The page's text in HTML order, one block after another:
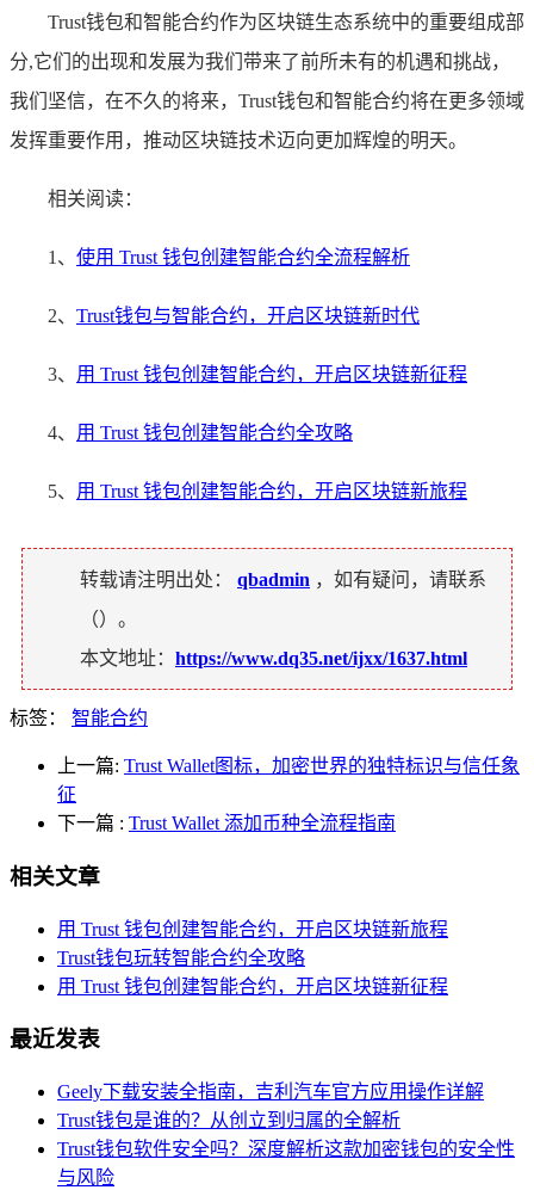
Trust钱包和智能合约作为区块链生态系统中的重要组成部
分,它们的出现和发展为我们带来了前所未有的机遇和挑战，
我们坚信，在不久的将来，Trust钱包和智能合约将在更多领域
发挥重要作用，推动区块链技术迈向更加辉煌的明天。
相关阅读：
1、 使用 Trust 钱包创建智能合约全流程解析
2、 Trust钱包与智能合约，开启区块链新时代
3、 用 Trust 钱包创建智能合约，开启区块链新征程
4、 用 Trust 钱包创建智能合约全攻略
5、 用 Trust 钱包创建智能合约，开启区块链新旅程
转载请注明出处： qbadmin ，如有疑问，请联系
（）。
本文地址： https://www.dq35.net/ijxx/1637.html
标签： 智能合约
上一篇: Trust Wallet图标，加密世界的独特标识与信任象
征
下一篇 : Trust Wallet 添加币种全流程指南
相关文章
用 Trust 钱包创建智能合约，开启区块链新旅程
Trust钱包玩转智能合约全攻略
用 Trust 钱包创建智能合约，开启区块链新征程
最近发表
Geely下载安装全指南，吉利汽车官方应用操作详解
Trust钱包是谁的？从创立到归属的全解析
Trust钱包软件安全吗？深度解析这款加密钱包的安全性
与风险